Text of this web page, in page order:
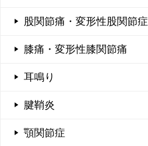
股関節痛・変形性股関節症
膝痛・変形性膝関節痛
耳鳴り
腱鞘炎
顎関節症